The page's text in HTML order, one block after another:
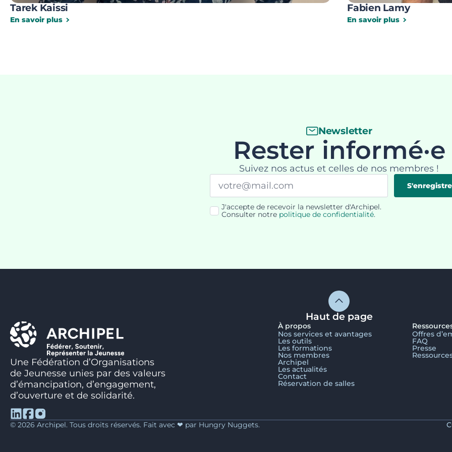
Tarek Kaissi
En savoir plus
Fabien Lamy
En savoir plus
Newsletter
Rester informé·e
Suivez nos actus et celles de nos membres !
Email
RGPD
J'accepte de recevoir la newsletter d'Archipel.
Consulter notre politique de confidentialité.
Haut de page
Une Fédération d’Organisations
de Jeunesse unies par des valeurs
d’émancipation, d’engagement,
d’ouverture et de solidarité.
À propos
Nos services et avantages
Les outils
Les formations
Nos membres
Archipel
Les actualités
Contact
Réservation de salles
Offres
FAQ
Presse
© 2026 Archipel. Tous droits réservés. Fait avec ❤ par Hungry Nuggets.